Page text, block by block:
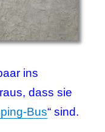
ins
dass sie
Bus“ sind.